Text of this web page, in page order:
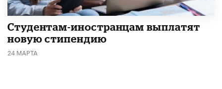
Студентам-иностранцам выплатят
новую стипендию
24 МАРТА